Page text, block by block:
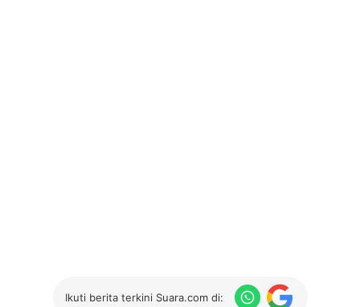
Ikuti berita terkini Suara.com di: